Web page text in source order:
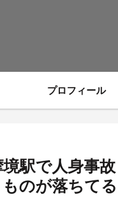
プロフィール
駅で人身事
のが落ちて